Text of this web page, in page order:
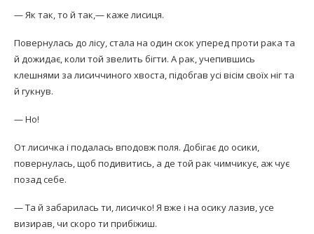
— Як так, то й так,— каже лисиця.
Повернулась до лісу, стала на один скок уперед проти рака та
й дожидає, коли той звелить бігти. А рак, учепившись
клешнями за лисиччиного хвоста, підобгав усі вісім своїх ніг та
й гукнув.
— Но!
От лисичка і подалась вподовж поля. Добігає до осики,
повернулась, щоб подивитись, а де той рак чимчикує, аж чує
позад себе.
— Та й забарилась ти, лисичко! Я вже і на осику лазив, усе
визирав, чи скоро ти прибіжиш.